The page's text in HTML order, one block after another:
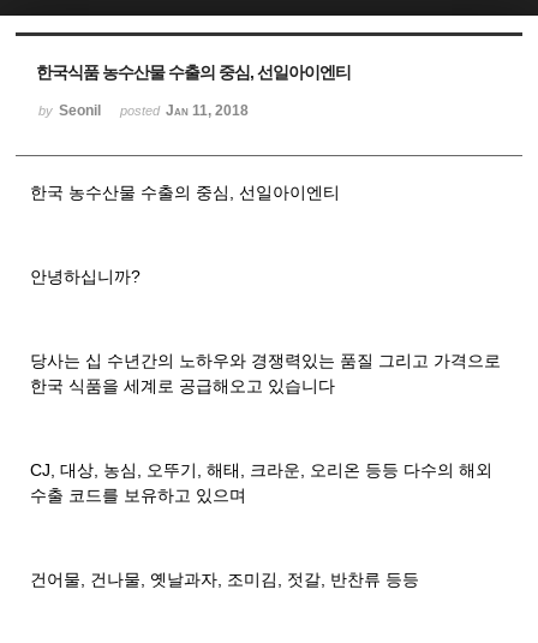
한국식품 농수산물 수출의 중심, 선일아이엔티
by Seonil posted Jan 11, 2018
한국 농수산물 수출의 중심, 선일아이엔티
안녕하십니까?
당사는 십 수년간의 노하우와 경쟁력있는 품질 그리고 가격으로
한국 식품을 세계로 공급해오고 있습니다
CJ, 대상, 농심, 오뚜기, 해태, 크라운, 오리온 등등 다수의 해외
수출 코드를 보유하고 있으며
건어물, 건나물, 옛날과자, 조미김, 젓갈, 반찬류 등등
Sketchbook5, 스케치북5